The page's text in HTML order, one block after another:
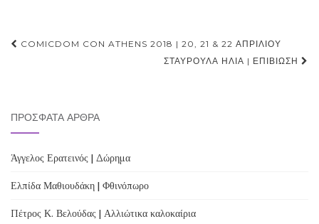
Post
COMICDOM CON ATHENS 2018 | 20, 21 & 22 ΑΠΡΙΛΙΟΥ
ΣΤΑΥΡΟΎΛΑ ΗΛΊΑ | ΕΠΙΒΊΩΣΗ
ΠΡΌΣΦΑΤΑ ΆΡΘΡΑ
Άγγελος Ερατεινός | Δώρημα
Ελπίδα Μαθιουδάκη | Φθινόπωρο
Πέτρος Κ. Βελούδας | Αλλιώτικα καλοκαίρια